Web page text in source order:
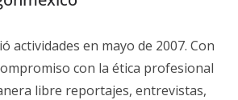
actividades en mayo de 2007. Con
con la ética profesional
libre reportajes, entrevistas,